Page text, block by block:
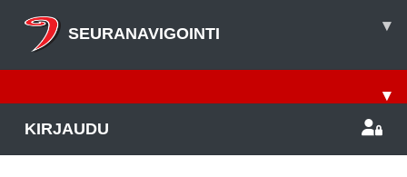
SEURANAVIGOINTI ▾
▾
KIRJAUDU